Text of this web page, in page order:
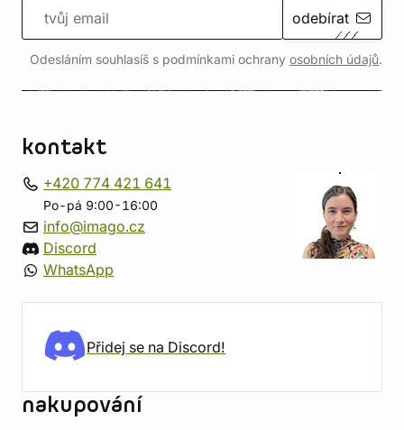
odebírat
Odesláním souhlasíš s podmínkami ochrany osobních údajů.
kontakt
+420 774 421 641
Po-pá 9:00-16:00
info@imago.cz
Discord
WhatsApp
Přidej se na Discord!
nakupování